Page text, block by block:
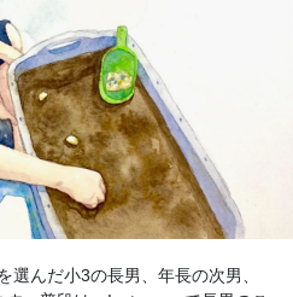
選んだ小3の長男、年長の次男、